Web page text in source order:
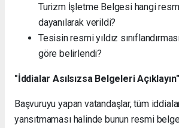
Turizm İşletme Belgesi hangi
dayanılarak verildi?
Tesisin resmi yıldız
göre belirlendi?
"İddialar Asılsızsa Belgeleri Açıklayın"
Başvuruyu yapan vatandaşlar, tüm
yansıtmaması halinde bunun resmi